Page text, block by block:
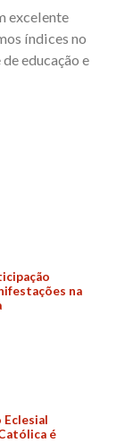
excelente
índices no
educação e
na
Eclesial
é